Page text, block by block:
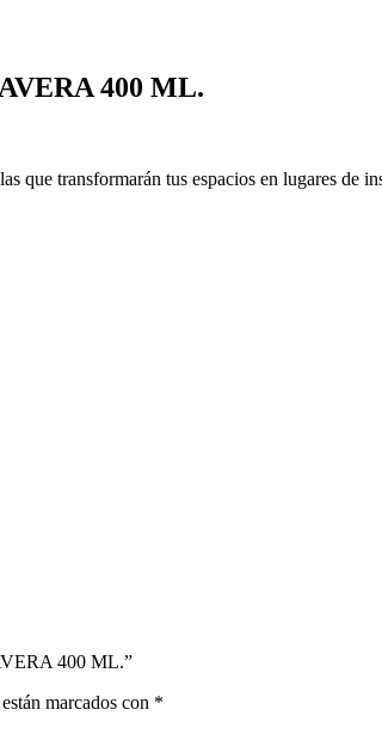
400 ML.
que transformarán tus espacios en lugares de
400 ML.”
marcados con *